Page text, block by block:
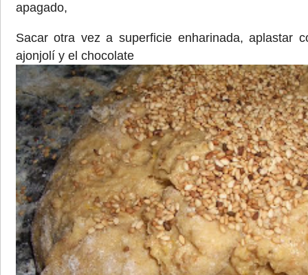
apagado,
Sacar otra vez a superficie enharinada, aplastar
ajonjolí y el chocolate